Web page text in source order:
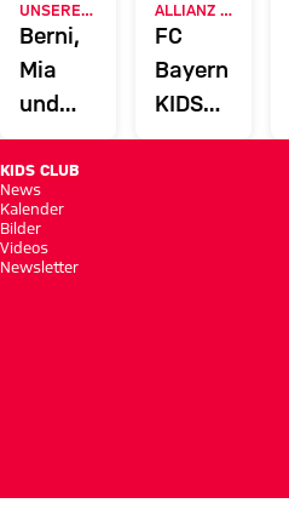
UNSERE MASKOTTCHEN
Berni,
Mia
und
Ben
ALLIANZ ARENA
FC
Bayern
KIDS
CLUB-
KIDS CLUB
News
Kalender
Bilder
Videos
Newsletter